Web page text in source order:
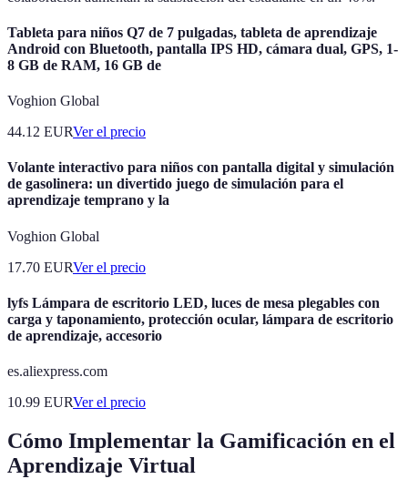
Tableta para niños Q7 de 7 pulgadas, tableta de aprendizaje
Android con Bluetooth, pantalla IPS HD, cámara dual, GPS, 1-
8 GB de RAM, 16 GB de
Voghion Global
44.12 EURVer el precio
Volante interactivo para niños con pantalla digital y simulación
de gasolinera: un divertido juego de simulación para el
aprendizaje temprano y la
Voghion Global
17.70 EURVer el precio
lyfs Lámpara de escritorio LED, luces de mesa plegables con
carga y taponamiento, protección ocular, lámpara de escritorio
de aprendizaje, accesorio
es.aliexpress.com
10.99 EURVer el precio
Cómo Implementar la Gamificación en el
Aprendizaje Virtual